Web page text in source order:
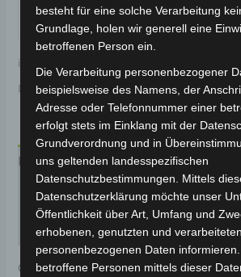
inkl. 19 % MwSt.
Lieferzeit:Versandfertig innerhalb 24
Beschreibung
Produktsicherheit
Rezensionen (0)
Original-Ersatzteil für den Elektro-
besteht für eine solche Verarbeitung
Grundlage, holen wir generell eine
betroffenen Person ein.
Die Verarbeitung personenbezogener
beispielsweise des Namens, der
Adresse oder Telefonnummer einer
erfolgt stets im Einklang mit der
Grundverordnung und in
uns geltenden landesspezifischen
Datenschutzbestimmungen. Mittels
Datenschutzerklärung möchte unser
Öffentlichkeit über Art, Umfang und
erhobenen, genutzten und verarbeiteten
personenbezogenen Daten
betroffene Personen mittels dieser